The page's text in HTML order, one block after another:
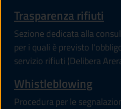
Trasparenza rifiuti
Sezione dedicata alla
per i quali è previsto
servizio rifiuti (Delibera
Whistleblowing
Procedura per le